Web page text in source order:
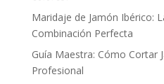
Maridaje de Jamón Ibérico:
Combinación Perfecta
Guía Maestra: Cómo Cortar
Profesional